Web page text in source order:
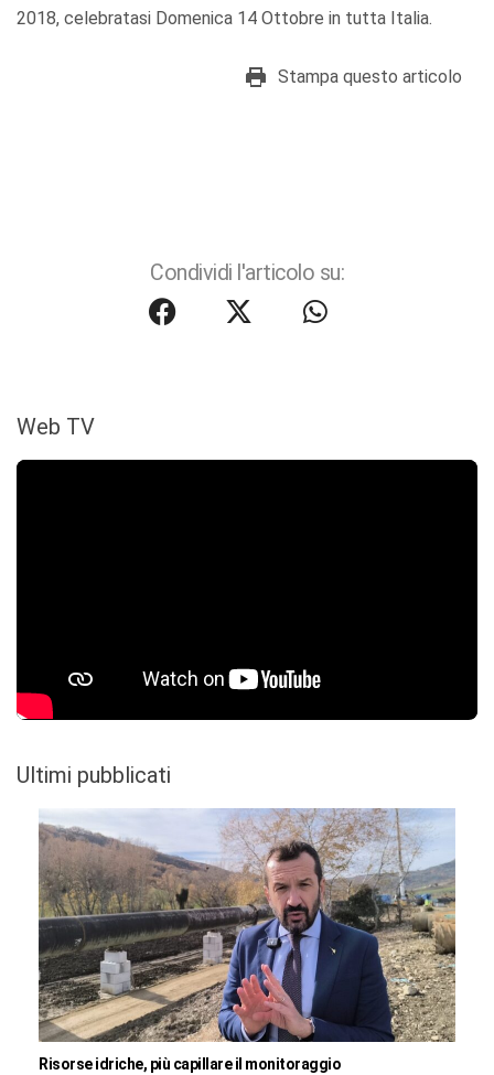
2018, celebratasi Domenica 14 Ottobre in tutta Italia.
Stampa questo articolo
Condividi l'articolo su:
Web TV
Ultimi pubblicati
Risorse idriche, più capillare il monitoraggio